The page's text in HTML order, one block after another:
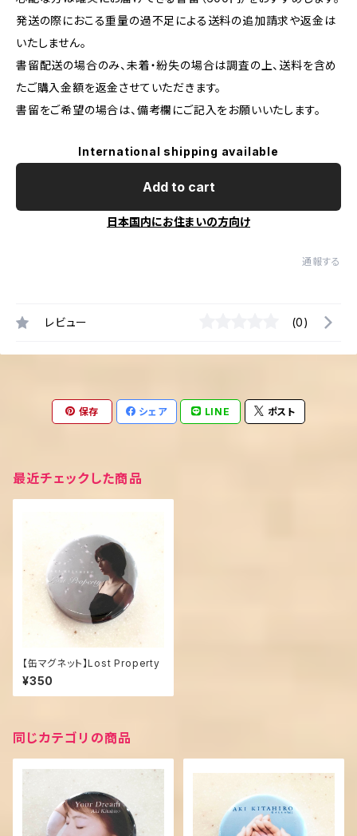
発送の際におこる重量の過不足による送料の追加請求や返金は
いたしません。
書留配送の場合のみ、未着・紛失の場合は調査の上、送料を含め
たご購入金額を返金させていただきます。
書留をご希望の場合は、備考欄にご記入をお願いいたします。
International shipping available
Add to cart
日本国内にお住まいの方向け
通報する
レビュー (0)
保存 シェア LINE ポスト
最近チェックした商品
【缶マグネット】Lost Property
¥350
同じカテゴリの商品